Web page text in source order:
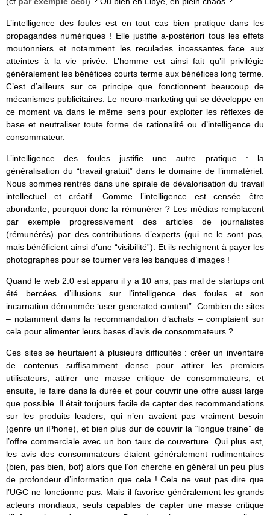
L’intelligence des foules est en tout cas bien pratique dans les
propagandes numériques ! Elle justifie a-postériori tous les effets
moutonniers et notamment les reculades incessantes face aux
atteintes à la vie privée. L’homme est ainsi fait qu’il privilégie
généralement les bénéfices courts terme aux bénéfices long terme.
C’est d’ailleurs sur ce principe que fonctionnent beaucoup de
mécanismes publicitaires. Le neuro-marketing qui se développe en
ce moment va dans le même sens pour exploiter les réflexes de
base et neutraliser toute forme de rationalité ou d’intelligence du
consommateur.
L’intelligence des foules justifie une autre pratique : la
généralisation du “travail gratuit” dans le domaine de l’immatériel.
Nous sommes rentrés dans une spirale de dévalorisation du travail
intellectuel et créatif. Comme l’intelligence est censée être
abondante, pourquoi donc la rémunérer ? Les médias remplacent
par exemple progressivement des articles de journalistes
(rémunérés) par des contributions d’experts (qui ne le sont pas,
mais bénéficient ainsi d’une “visibilité”). Et ils rechignent à payer les
photographes pour se tourner vers les banques d’images !
Quand le web 2.0 est apparu il y a 10 ans, pas mal de startups ont
été bercées d’illusions sur l’intelligence des foules et son
incarnation dénommée ‘user generated content”. Combien de sites
– notamment dans la recommandation d’achats – comptaient sur
cela pour alimenter leurs bases d’avis de consommateurs ?
Ces sites se heurtaient à plusieurs difficultés : créer un inventaire
de contenus suffisamment dense pour attirer les premiers
utilisateurs, attirer une masse critique de consommateurs, et
ensuite, le faire dans la durée et pour couvrir une offre aussi large
que possible. Il était toujours facile de capter des recommandations
sur les produits leaders, qui n’en avaient pas vraiment besoin
(genre un iPhone), et bien plus dur de couvrir la “longue traine” de
l’offre commerciale avec un bon taux de couverture. Qui plus est,
les avis des consommateurs étaient généralement rudimentaires
(bien, pas bien, bof) alors que l’on cherche en général un peu plus
de profondeur d’information que cela ! Cela ne veut pas dire que
l’UGC ne fonctionne pas. Mais il favorise généralement les grands
acteurs mondiaux, seuls capables de capter une masse critique